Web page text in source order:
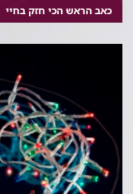
כאב הראש הכי חזק בחיי